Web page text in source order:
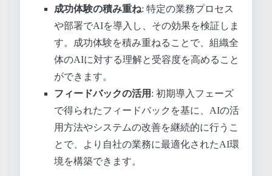
成功体験の積み重ね: 特定の業務プロセス
や部署でAIを導入し、その効果を検証しま
す。成功体験を積み重ねることで、組織全
体のAIに対する理解と受容度を高めること
ができます。
フィードバックの活用 : 初期導入フェーズ
で得られたフィードバックを基に、AIの活
用方法やシステムの改善を継続的に行うこ
とで、より自社の業務に最適化されたAI環
境を構築できます。